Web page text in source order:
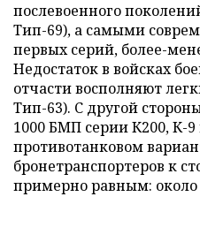
послевоенного
Тип-69), а самыми
первых серий, более-
Недостаток в войсках
отчасти восполняют
Тип-63). С другой
1000 БМП серии К200, К-
противотанковом
бронетранспортеров к
примерно равным: около